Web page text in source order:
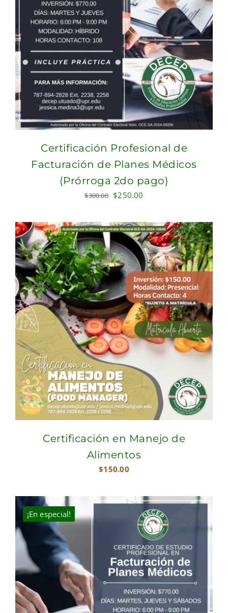
Certificación Profesional de
Facturación de Planes Médicos
(Prórroga 2do pago)
$300.00 Original
was:
$300.00.
$250.00
is:
$250.00.
Certificación en Manejo de
Alimentos
$150.00
¡En especial!